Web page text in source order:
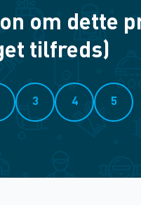
om dette
tilfreds)
3 4 5